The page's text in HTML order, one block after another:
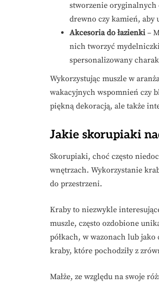
stworzenie oryginalnych
drewno czy kamień, aby
Akcesoria do łazienki –
nich tworzyć
spersonalizowany
Wykorzystując muszle w
wakacyjnych wspomnień czy
piękną dekoracją, ale także
Jakie skorupiaki
Skorupiaki, choć często
wnętrzach. Wykorzystanie
do przestrzeni.
Kraby to niezwykle
muszle, często ozdobione
półkach, w wazonach lub
kraby, które pochodziły z
Małże, ze względu na swoje